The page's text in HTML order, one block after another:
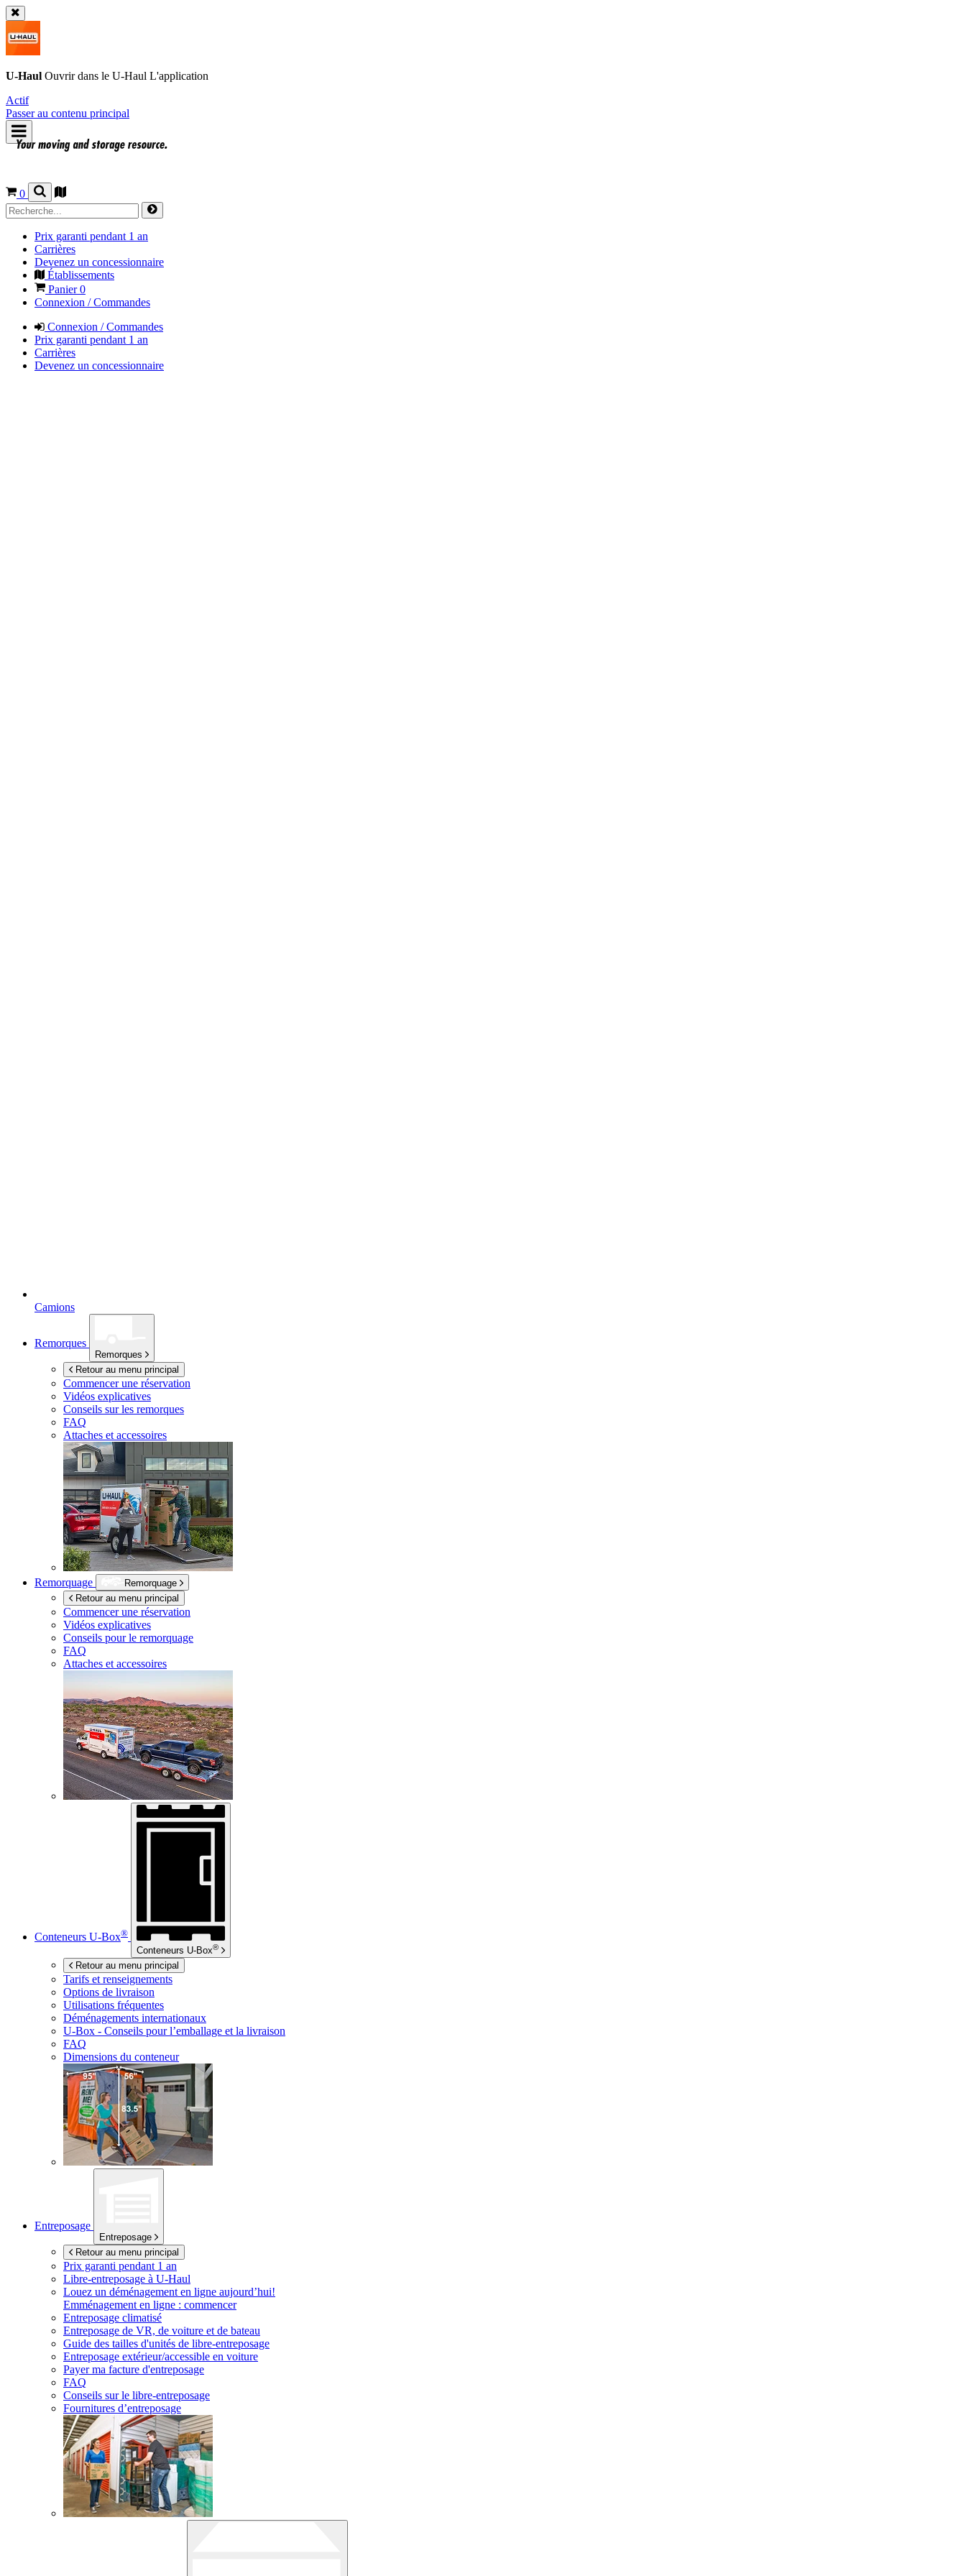
U-Haul Ouvrir dans le U-Haul L'application
Actif
Passer au contenu principal
0
Prix garanti pendant 1 an
Carrières
Devenez un concessionnaire
Établissements
Panier0
Connexion / Commandes
Connexion / Commandes
Prix garanti pendant 1 an
Carrières
Devenez un concessionnaire
Camions
Remorques
Remorques
Retour au menu principal
Commencer une réservation
Vidéos explicatives
Conseils sur les remorques
FAQ
Attaches et accessoires
Remorquage
Remorquage
Retour au menu principal
Commencer une réservation
Vidéos explicatives
Conseils pour le remorquage
FAQ
Attaches et accessoires
Conteneurs U-Box®
Conteneurs U-Box®
Retour au menu principal
Tarifs et renseignements
Options de livraison
Utilisations fréquentes
Déménagements internationaux
U-Box - Conseils pour l’emballage et la livraison
FAQ
Dimensions du conteneur
Entreposage
Entreposage
Retour au menu principal
Prix garanti pendant 1 an
Libre-entreposage à U-Haul
Louez un déménagement en ligne aujourd’hui!
Emménagement en ligne : commencer
Entreposage climatisé
Entreposage de VR, de voiture et de bateau
Guide des tailles d'unités de libre-entreposage
Entreposage extérieur/accessible en voiture
Payer ma facture d'entreposage
FAQ
Conseils sur le libre-entreposage
Fournitures d’entreposage